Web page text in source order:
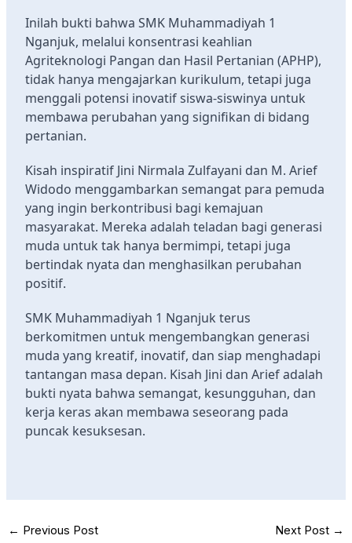
Inilah bukti bahwa SMK Muhammadiyah 1
Nganjuk, melalui konsentrasi keahlian
Agriteknologi Pangan dan Hasil Pertanian (APHP),
tidak hanya mengajarkan kurikulum, tetapi juga
menggali potensi inovatif siswa-siswinya untuk
membawa perubahan yang signifikan di bidang
pertanian.
Kisah inspiratif Jini Nirmala Zulfayani dan M. Arief
Widodo menggambarkan semangat para pemuda
yang ingin berkontribusi bagi kemajuan
masyarakat. Mereka adalah teladan bagi generasi
muda untuk tak hanya bermimpi, tetapi juga
bertindak nyata dan menghasilkan perubahan
positif.
SMK Muhammadiyah 1 Nganjuk terus
berkomitmen untuk mengembangkan generasi
muda yang kreatif, inovatif, dan siap menghadapi
tantangan masa depan. Kisah Jini dan Arief adalah
bukti nyata bahwa semangat, kesungguhan, dan
kerja keras akan membawa seseorang pada
puncak kesuksesan.
← Previous Post Next Post →